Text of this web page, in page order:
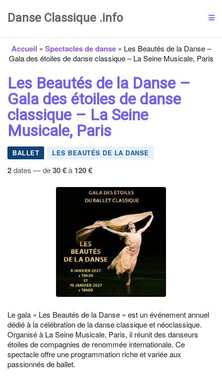
Danse Classique .info
Accueil » Spectacles de danse» Les Beautés de la Danse –
Gala des étoiles de danse classique – La Seine Musicale, Paris
Les Beautés de la Danse –
Gala des étoiles de danse
classique – La Seine
Musicale, Paris
BALLET LES BEAUTÉS DE LA DANSE
2dates — de30 €à 120 €
Le gala « Les Beautés de la Danse » est un événement annuel
dédié à la célébration de la danse classique et néoclassique.
Organisé à La Seine Musicale, Paris, il réunit des danseurs
étoiles de compagnies de renommée internationale. Ce
spectacle offre une programmation riche et variée aux
passionnés de ballet.